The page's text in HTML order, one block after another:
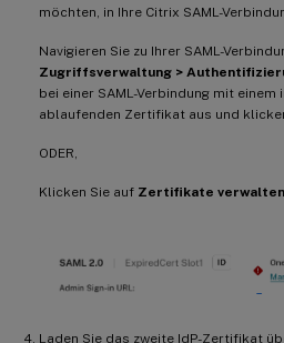
möchten, in Ihre Citrix SAML-
Navigieren Sie zu Ihrer SAML-
Zugriffsverwaltung >
bei einer SAML-Verbindung mit einem
ablaufenden Zertifikat aus und
ODER,
Klicken Sie auf Zertifikate verwalten
Laden Sie das zweite IdP-Zertifikat